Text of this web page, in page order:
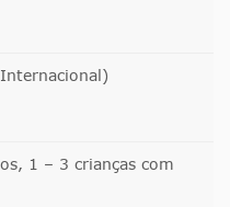
1 – 3 crianças com